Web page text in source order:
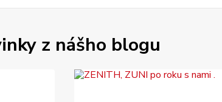
z nášho blogu